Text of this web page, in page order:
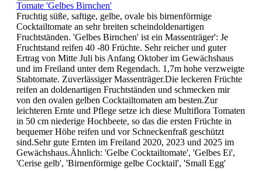
Tomate 'Gelbes Birnchen'
Fruchtig süße, saftige, gelbe, ovale bis birnenförmige
Cocktailtomate an sehr breiten scheindoldenartigen
Fruchtständen. 'Gelbes Birnchen' ist ein Massenträger': Je
Fruchtstand reifen 40 -80 Früchte. Sehr reicher und guter
Ertrag von Mitte Juli bis Anfang Oktober im Gewächshaus
und im Freiland unter dem Regendach. 1,7m hohe verzweigte
Stabtomate. Zuverlässiger Massenträger.Die leckeren Früchte
reifen an doldenartigen Fruchtständen und schmecken mir
von den ovalen gelben Cocktailtomaten am besten.Zur
leichteren Ernte und Pflege setze ich diese Multiflora Tomaten
in 50 cm niederige Hochbeete, so das die ersten Früchte in
bequemer Höhe reifen und vor Schneckenfraß geschützt
sind.Sehr gute Ernten im Freiland 2020, 2023 und 2025 im
Gewächshaus.Ähnlich: 'Gelbe Cocktailtomate', 'Gelbes Ei',
'Cerise gelb', 'Birnenförmige gelbe Cocktail', 'Small Egg'